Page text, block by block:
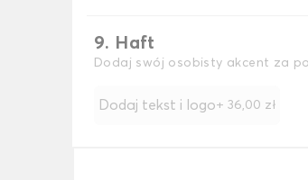
9. Haft
Dodaj swój osobisty akcent za
Dodaj tekst i logo+ 36,00 zł